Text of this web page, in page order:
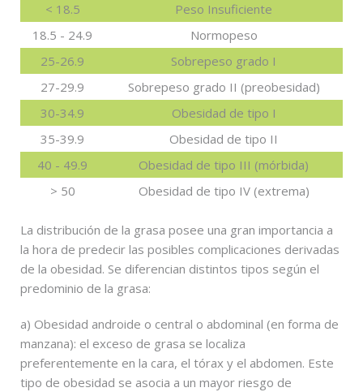
< 18.5
Peso Insuficiente
18.5 - 24.9
Normopeso
25-26.9
Sobrepeso grado I
27-29.9
Sobrepeso grado II (preobesidad)
30-34.9
Obesidad de tipo I
35-39.9
Obesidad de tipo II
40 - 49.9
Obesidad de tipo III (mórbida)
> 50
Obesidad de tipo IV (extrema)
La distribución de la grasa posee una gran importancia a
la hora de predecir las posibles complicaciones derivadas
de la obesidad. Se diferencian distintos tipos según el
predominio de la grasa:
a) Obesidad androide o central o abdominal (en forma de
manzana): el exceso de grasa se localiza
preferentemente en la cara, el tórax y el abdomen. Este
tipo de obesidad se asocia a un mayor riesgo de